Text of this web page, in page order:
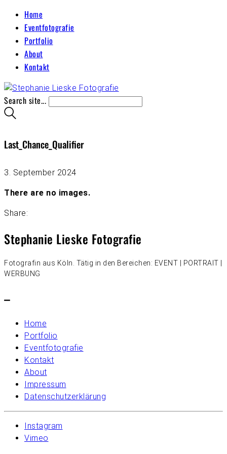
Home
Eventfotografie
Portfolio
About
Kontakt
Search site...
Last_Chance_Qualifier
3. September 2024
There are no images.
Share:
Stephanie Lieske Fotografie
Fotografin aus Köln. Tätig in den Bereichen: EVENT | PORTRAIT |
WERBUNG
–
Home
Portfolio
Eventfotografie
Kontakt
About
Impressum
Datenschutzerklärung
Instagram
Vimeo